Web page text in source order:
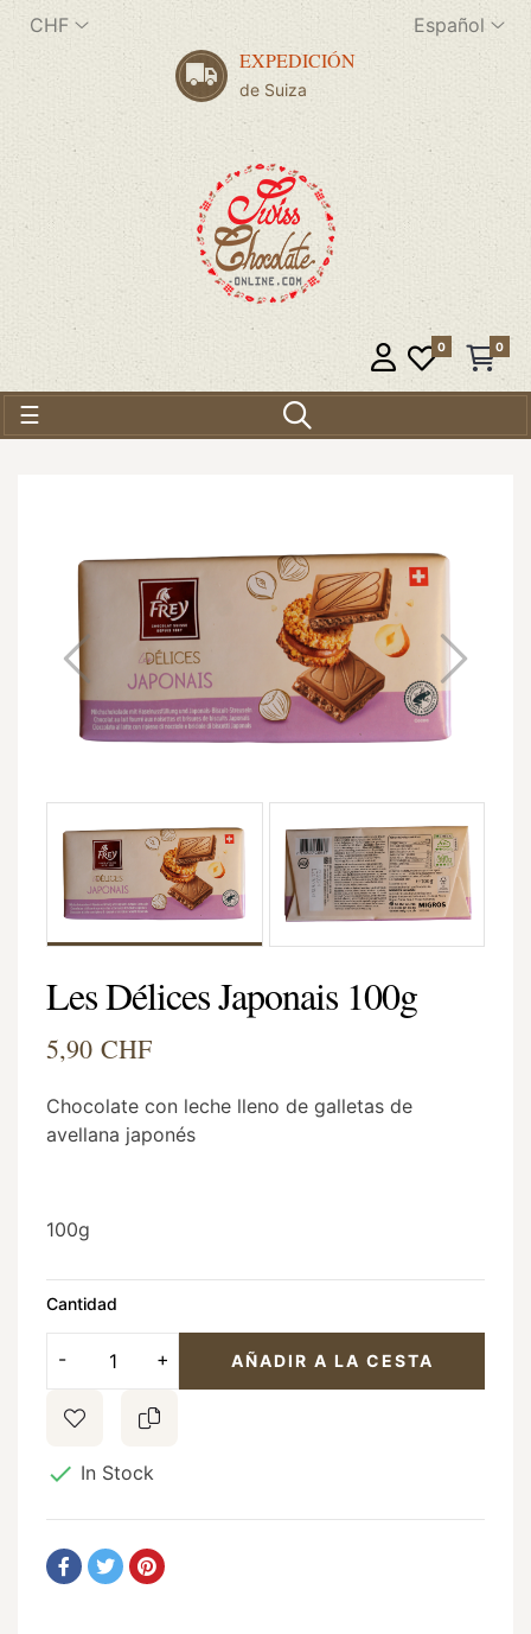
CHF Español
EXPEDICIÓN
de Suiza
0 0
Navegación de palanca
☰
Les Délices Japonais 100g
5,90 CHF
Chocolate con leche lleno de galletas de
avellana japonés
100g
Cantidad
AÑADIR A LA CESTA
 In Stock